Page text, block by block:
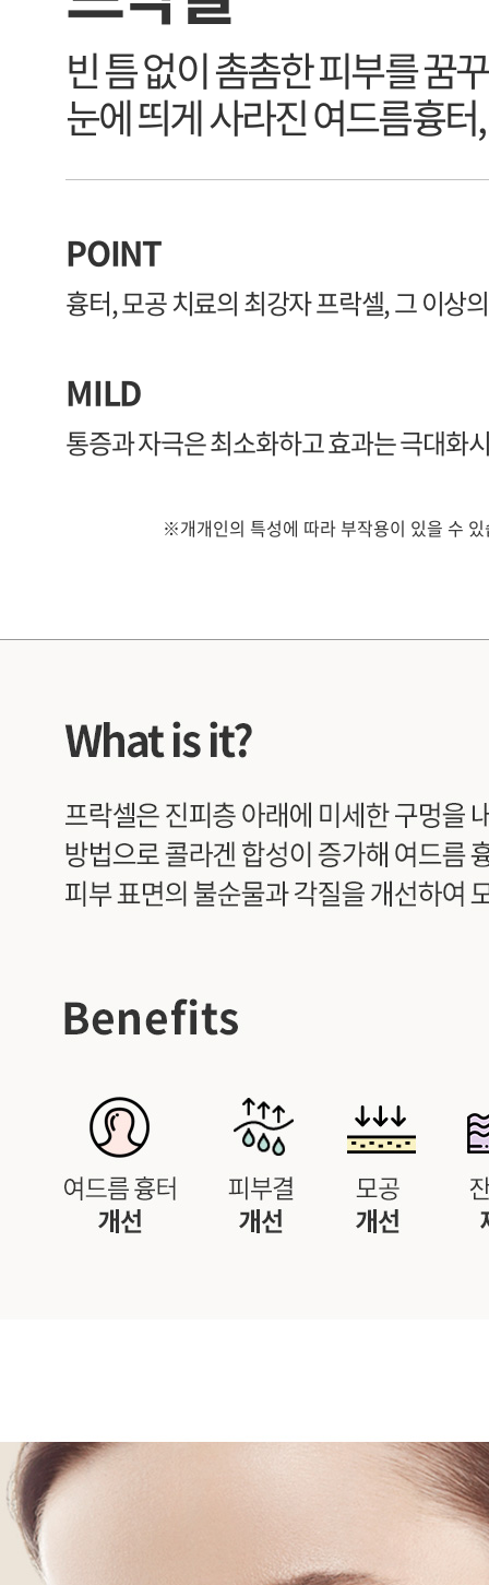
빈 틈 없이 촘촘한 피부를 꿈
눈에 띄게 사라진 여드름흉터
POINT
흉터, 모공 치료의 최강자 프락셀, 그 이상
MILD
통증과 자극은 최소화하고 효과는 극대화
※개개인의 특성에 따라 부작용이 있을 수 있